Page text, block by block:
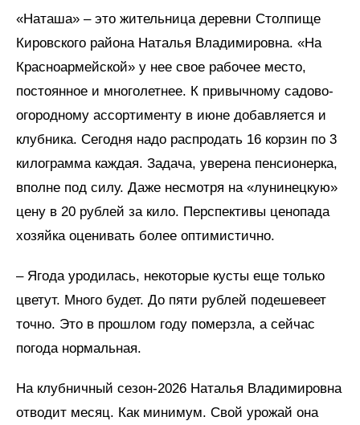
«Наташа» – это жительница деревни Столпище
Кировского района Наталья Владимировна. «На
Красноармейской» у нее свое рабочее место,
постоянное и многолетнее. К привычному садово-
огородному ассортименту в июне добавляется и
клубника. Сегодня надо распродать 16 корзин по 3
килограмма каждая. Задача, уверена пенсионерка,
вполне под силу. Даже несмотря на «лунинецкую»
цену в 20 рублей за кило. Перспективы ценопада
хозяйка оценивать более оптимистично.
– Ягода уродилась, некоторые кусты еще только
цветут. Много будет. До пяти рублей подешевеет
точно. Это в прошлом году померзла, а сейчас
погода нормальная.
На клубничный сезон-2026 Наталья Владимировна
отводит месяц. Как минимум. Свой урожай она